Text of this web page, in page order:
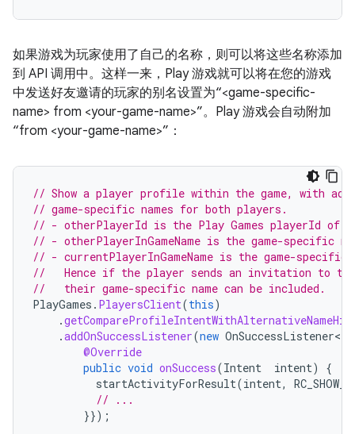
如果游戏为玩家使用了自己的名称，则可以将这些名称添加
到 API 调用中。这样一来，Play 游戏就可以将在您的游戏
中发送好友邀请的玩家的别名设置为“<game-specific-
name> from <your-game-name>”。Play 游戏会自动附加
“from <your-game-name>”：
// Show a player profile within the game, with
// game-specific names for both players.
// - otherPlayerId is the Play Games playerId of
// - otherPlayerInGameName is the game-specific
// - currentPlayerInGameName is the game-
//   Hence if the player sends an invitation to
//   their game-specific name can be included.
PlayGames . PlayersClient(this)
.
.addOnSuccessListener(new
@Override
public void onSuccess(Intent intent)
{
startActivityForResult(intent,
// ...
}});